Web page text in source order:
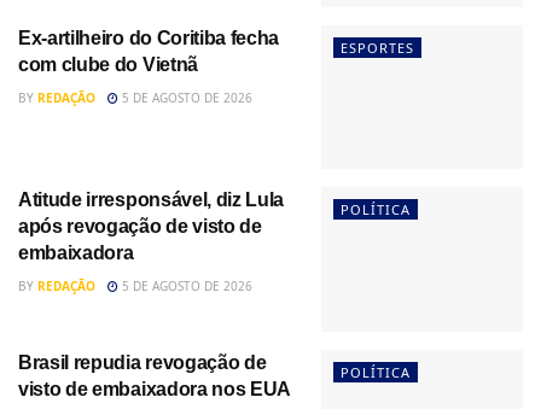
ESPORTES
Ex-artilheiro do Coritiba fecha
com clube do Vietnã
BY REDAÇÃO 5 DE AGOSTO DE 2026
POLÍTICA
Atitude irresponsável, diz Lula
após revogação de visto de
embaixadora
BY REDAÇÃO 5 DE AGOSTO DE 2026
POLÍTICA
Brasil repudia revogação de
visto de embaixadora nos EUA